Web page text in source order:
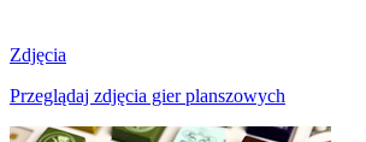
Zdjęcia
Przeglądaj zdjęcia gier planszowych